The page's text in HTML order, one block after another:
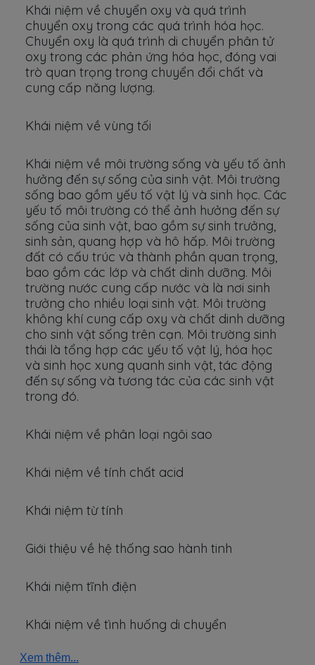
Khái niệm về chuyển oxy và quá trình
chuyển oxy trong các quá trình hóa học.
Chuyển oxy là quá trình di chuyển phân tử
oxy trong các phản ứng hóa học, đóng vai
trò quan trọng trong chuyển đổi chất và
cung cấp năng lượng.
Khái niệm về vùng tối
Khái niệm về môi trường sống và yếu tố ảnh
hưởng đến sự sống của sinh vật. Môi trường
sống bao gồm yếu tố vật lý và sinh học. Các
yếu tố môi trường có thể ảnh hưởng đến sự
sống của sinh vật, bao gồm sự sinh trưởng,
sinh sản, quang hợp và hô hấp. Môi trường
đất có cấu trúc và thành phần quan trọng,
bao gồm các lớp và chất dinh dưỡng. Môi
trường nước cung cấp nước và là nơi sinh
trưởng cho nhiều loại sinh vật. Môi trường
không khí cung cấp oxy và chất dinh dưỡng
cho sinh vật sống trên cạn. Môi trường sinh
thái là tổng hợp các yếu tố vật lý, hóa học
và sinh học xung quanh sinh vật, tác động
đến sự sống và tương tác của các sinh vật
trong đó.
Khái niệm về phân loại ngôi sao
Khái niệm về tính chất acid
Khái niệm từ tính
Giới thiệu về hệ thống sao hành tinh
Khái niệm tĩnh điện
Khái niệm về tình huống di chuyển
Xem thêm...